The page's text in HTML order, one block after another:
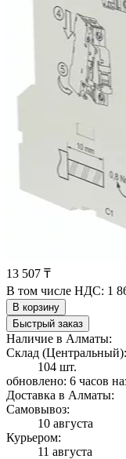
13 507 ₸
В том числе НДС: 1
В корзину
Быстрый заказ
Наличие в Алматы:
Склад (Центральный):
104 шт.
обновлено: 6 часов
Доставка в Алматы:
Самовывоз:
10 августа
Курьером:
11 августа